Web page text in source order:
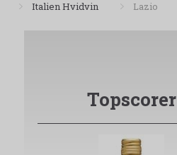
Italien Hvidvin Lazio
Topscorer